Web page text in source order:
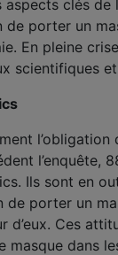
aspects clés de
de porter un
En pleine
scientifiques
l’enquête,
Ils sont en
de porter un
d’eux. Ces
dans